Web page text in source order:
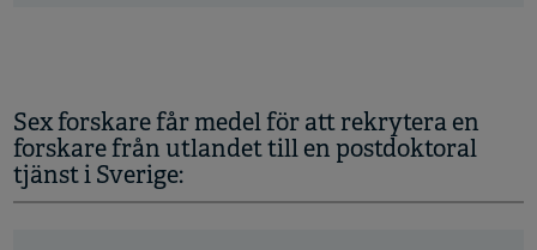
Sex forskare får medel för att rekrytera en
forskare från utlandet till en postdoktoral
tjänst i Sverige: